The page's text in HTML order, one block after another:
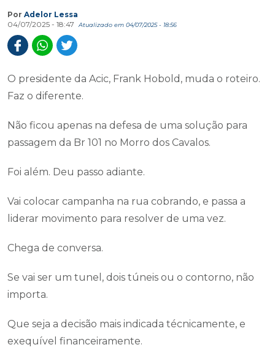
Por Adelor Lessa
04/07/2025 - 18:47
Atualizado em 04/07/2025 - 18:56
O presidente da Acic, Frank Hobold, muda o roteiro.
Faz o diferente.
Não ficou apenas na defesa de uma solução para
passagem da Br 101 no Morro dos Cavalos.
Foi além. Deu passo adiante.
Vai colocar campanha na rua cobrando, e passa a
liderar movimento para resolver de uma vez.
Chega de conversa.
Se vai ser um tunel, dois túneis ou o contorno, não
importa.
Que seja a decisão mais indicada técnicamente, e
exequível financeiramente.